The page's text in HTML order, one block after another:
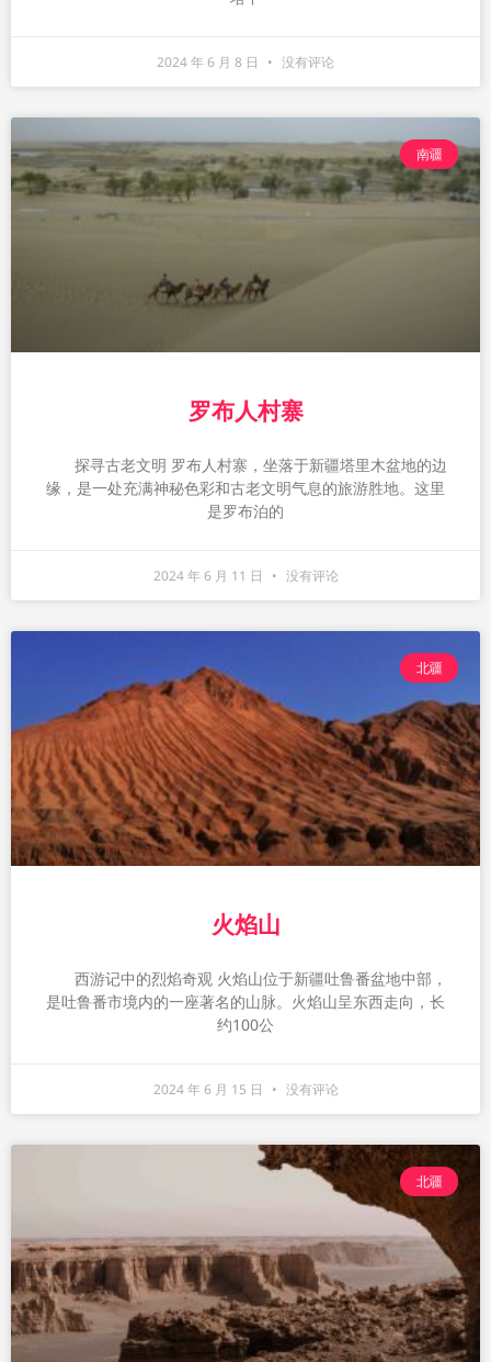
2024 年 6 月 8 日 没有评论
南疆
罗布人村寨
探寻古老文明 罗布人村寨，坐落于新疆塔里木盆地的边
缘，是一处充满神秘色彩和古老文明气息的旅游胜地。这里
是罗布泊的
2024 年 6 月 11 日 没有评论
北疆
火焰山
西游记中的烈焰奇观 火焰山位于新疆吐鲁番盆地中部，
是吐鲁番市境内的一座著名的山脉。火焰山呈东西走向，长
约100公
2024 年 6 月 15 日 没有评论
北疆